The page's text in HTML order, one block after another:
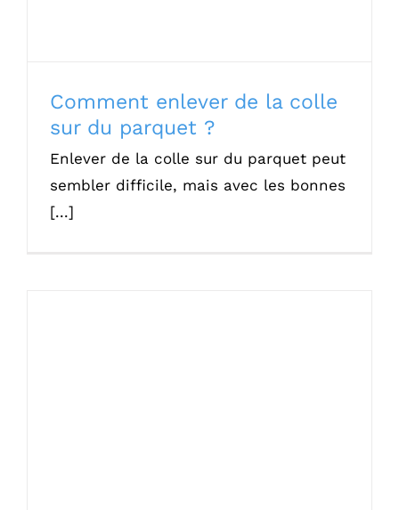
Comment enlever de la colle
sur du parquet ?
Enlever de la colle sur du parquet peut
sembler difficile, mais avec les bonnes
[...]